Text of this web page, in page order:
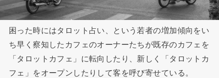
困った時にはタロット占い、という若者の増加傾向をい
ち早く察知したカフェのオーナーたちが既存のカフェを
「タロットカフェ」に転向したり、新しく「タロットカ
フェ」をオープンしたりして客を呼び寄せている。